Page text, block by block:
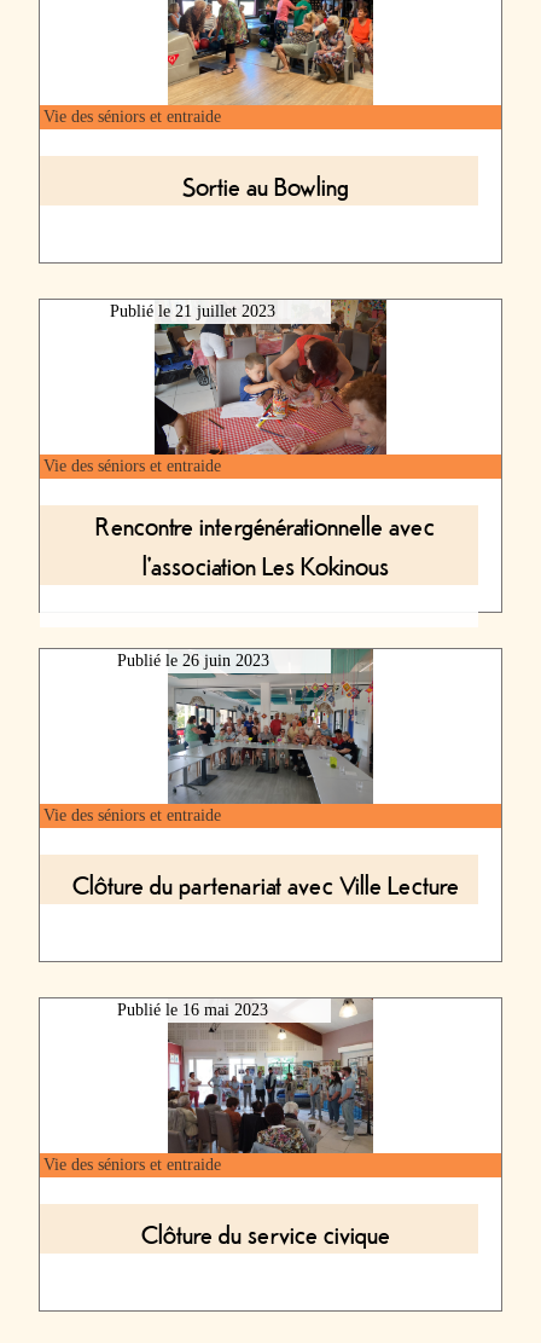
Vie des séniors et entraide
Sortie au Bowling
Vie des séniors et entraide
Rencontre intergénérationnelle avec
l'association Les Kokinous
Publié le21 juillet 2023
Vie des séniors et entraide
Clôture du partenariat avec Ville Lecture
Publié le 26 juin 2023
Vie des séniors et entraide
Clôture du service civique
Publié le 16 mai 2023